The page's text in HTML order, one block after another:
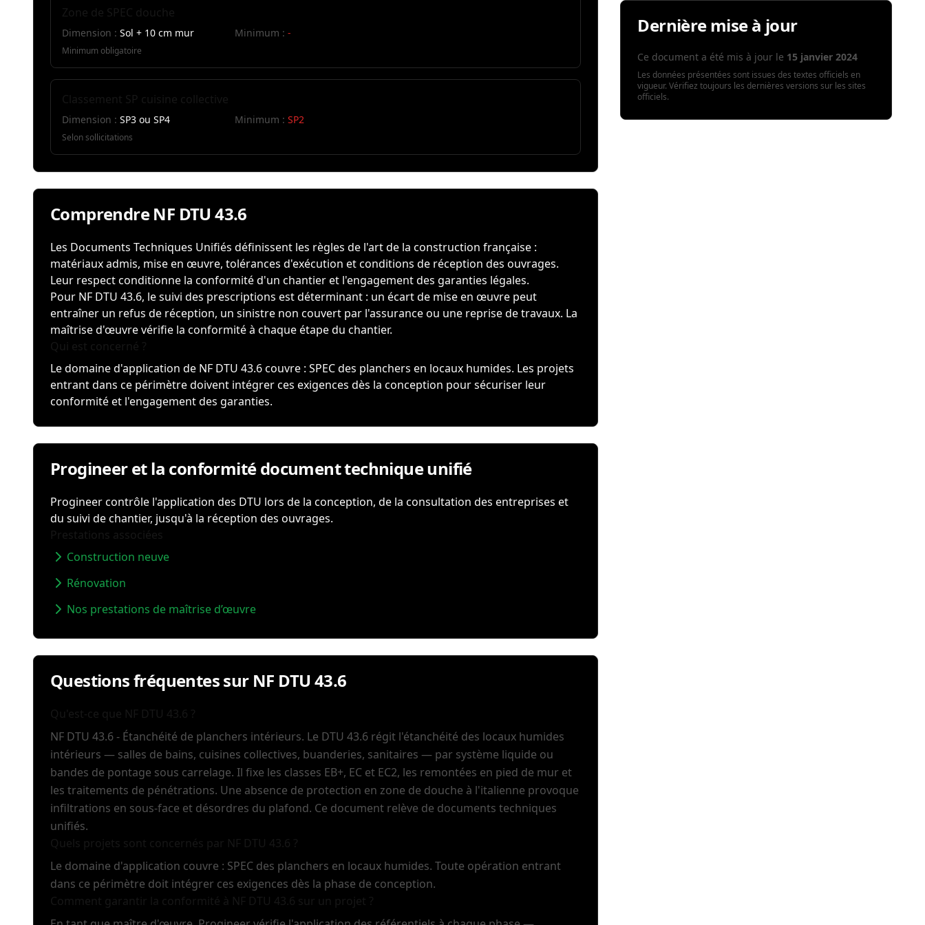
Dimension : Sol + 10 cm mur Minimum :-
Minimum obligatoire
Dimension : SP3 ou SP4 Minimum :SP2
Selon sollicitations
Comprendre NF DTU 43.6
Les Documents Techniques Unifiés définissent les règles de l'art de la construction française :
matériaux admis, mise en œuvre, tolérances d'exécution et conditions de réception des ouvrages.
Leur respect conditionne la conformité d'un chantier et l'engagement des garanties légales.
Pour NF DTU 43.6, le suivi des prescriptions est déterminant : un écart de mise en œuvre peut
entraîner un refus de réception, un sinistre non couvert par l'assurance ou une reprise de travaux. La
maîtrise d'œuvre vérifie la conformité à chaque étape du chantier.
Le domaine d'application de NF DTU 43.6 couvre : SPEC des planchers en locaux humides. Les projets
entrant dans ce périmètre doivent intégrer ces exigences dès la conception pour sécuriser leur
conformité et l'engagement des garanties.
Progineer et la conformité document technique unifié
Progineer contrôle l'application des DTU lors de la conception, de la consultation des entreprises et
du suivi de chantier, jusqu'à la réception des ouvrages.
Construction neuve
Rénovation
Nos prestations de maîtrise d’œuvre
Questions fréquentes sur NF DTU 43.6
NF DTU 43.6 - Étanchéité de planchers intérieurs. Le DTU 43.6 régit l'étanchéité des locaux humides
intérieurs — salles de bains, cuisines collectives, buanderies, sanitaires — par système liquide ou
bandes de pontage sous carrelage. Il fixe les classes EB+, EC et EC2, les remontées en pied de mur et
les traitements de pénétrations. Une absence de protection en zone de douche à l'italienne provoque
infiltrations en sous-face et désordres du plafond. Ce document relève de documents techniques
unifiés.
Le domaine d'application couvre : SPEC des planchers en locaux humides. Toute opération entrant
dans ce périmètre doit intégrer ces exigences dès la phase de conception.
Dernière mise à jour
Ce document a été mis à jour le 15 janvier 2024
Les données présentées sont issues des textes officiels en
vigueur. Vérifiez toujours les dernières versions sur les sites
officiels.